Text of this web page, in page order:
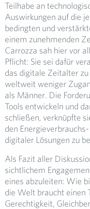
Teilhabe an
Auswirkungen auf die
bedingten und
einem zunehmenden
Carrozza sah hier vor
Pflicht: Sie sei dafür
das digitale Zeitalter
weltweit weniger
als Männer. Die
Tools entwickeln und
schließen, verknüpfte
den
digitaler Lösungen zu
Als Fazit aller
sichtlichem
eines abzuleiten: Wie
die Welt braucht einen
Gerechtigkeit,